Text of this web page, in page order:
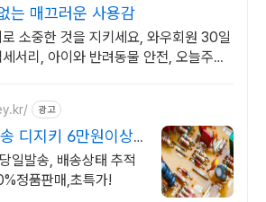
는 매끄러운 사용감
소중한 것을 지키세요, 와우회원 30일
서리, 아이와 반려동물 안전, 오늘주문
광고
디지키 6만원이상
일발송, 배송상태 추적
정품판매,초특가!